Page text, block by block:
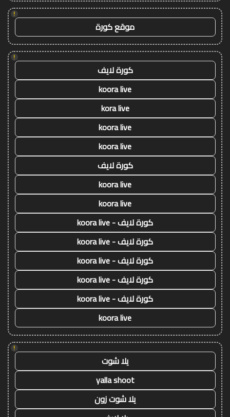
!
موقع كورة
!
كورة لايف
koora live
kora live
koora live
koora live
كورة لايف
koora live
koora live
كورة لايف - koora live
كورة لايف - koora live
كورة لايف - koora live
كورة لايف - koora live
كورة لايف - koora live
koora live
!
يلا شوت
yalla shoot
يلا شوت زون